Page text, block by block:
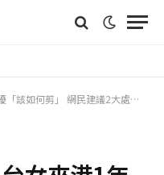
網民建議2大處理方法：個個做法唔同